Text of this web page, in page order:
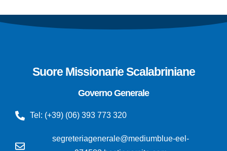
Suore Missionarie Scalabriniane
Governo Generale
Tel: (+39) (06) 393 773 320
segreteriagenerale@mediumblue-eel-